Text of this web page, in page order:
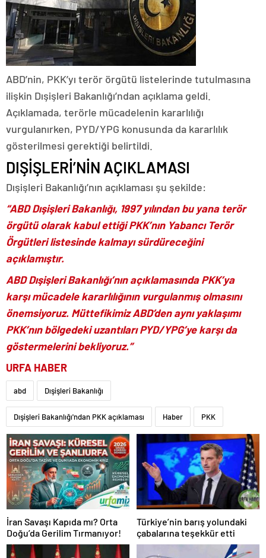
ABD’nin, PKK’yı terör örgütü listelerinde tutulmasına
ilişkin Dışişleri Bakanlığı’ndan açıklama geldi.
Açıklamada, terörle mücadelenin kararlılığı
vurgulanırken, PYD/YPG konusunda da kararlılık
gösterilmesi gerektiği belirtildi.
DIŞİŞLERİ’NİN AÇIKLAMASI
Dışişleri Bakanlığı’nın açıklaması şu şekilde:
“ABD Dışişleri Bakanlığı, 1997 yılından bu yana terör
örgütü olarak kabul ettiği PKK’nın Yabancı Terör
Örgütleri listesinde kalmayı sürdüreceğini
açıklamıştır.
ABD Dışişleri Bakanlığı’nın açıklamasında PKK’ya
karşı mücadele kararlılığının vurgulanmış olmasını
önemsiyoruz. Müttefikimiz ABD’den aynı yaklaşımı
PKK’nın bölgedeki uzantıları PYD/YPG’ye karşı da
göstermelerini bekliyoruz.”
URFA HABER
abd Dışişleri Bakanlığı
Dışişleri Bakanlığı'ndan PKK açıklaması Haber PKK
İran Savaşı Kapıda mı? Orta
Doğu’da Gerilim Tırmanıyor!
Türkiye’nin barış yolundaki
çabalarına teşekkür etti